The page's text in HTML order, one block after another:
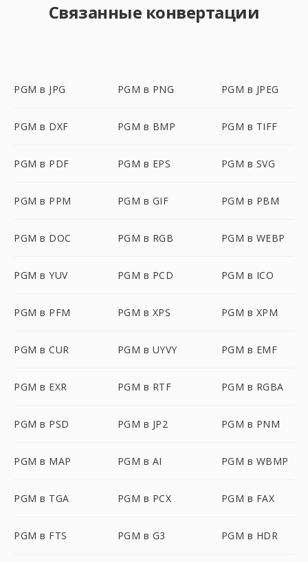
Связанные конвертации
PGM в JPG PGM в PNG PGM в JPEG
PGM в DXF PGM в BMP PGM в TIFF
PGM в PDF PGM в EPS PGM в SVG
PGM в PPM PGM в GIF PGM в PBM
PGM в DOC PGM в RGB PGM в WEBP
PGM в YUV PGM в PCD PGM в ICO
PGM в PFM PGM в XPS PGM в XPM
PGM в CUR PGM в UYVY PGM в EMF
PGM в EXR PGM в RTF PGM в RGBA
PGM в PSD PGM в JP2 PGM в PNM
PGM в MAP PGM в AI PGM в WBMP
PGM в TGA PGM в PCX PGM в FAX
PGM в FTS PGM в G3 PGM в HDR